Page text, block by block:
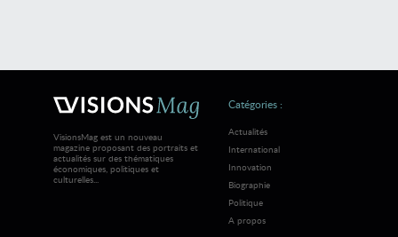
VisionsMag est un nouveau
magazine proposant des portraits et
actualités sur des thématiques
économiques, politiques et
culturelles...
Catégories :
Actualités
International
Innovation
Biographie
Politique
A propos